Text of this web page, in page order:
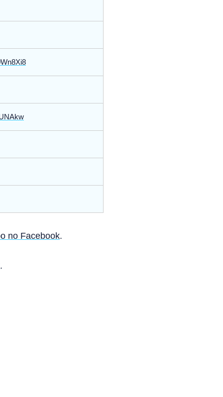
no Facebook.
.